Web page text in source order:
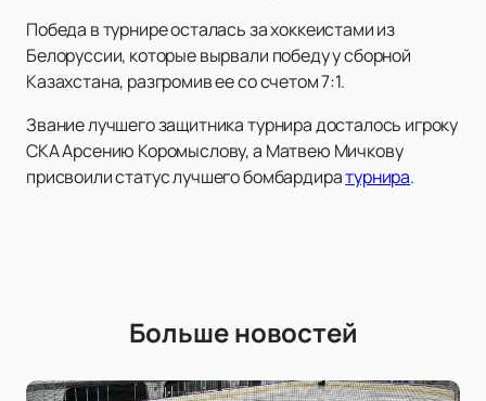
Победа в турнире осталась за хоккеистами из
Белоруссии, которые вырвали победу у сборной
Казахстана, разгромив ее со счетом 7:1.
Звание лучшего защитника турнира досталось игроку
СКА Арсению Коромыслову, а Матвею Мичкову
присвоили статус лучшего бомбардиратурнира.
Больше новостей